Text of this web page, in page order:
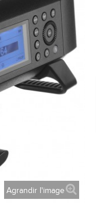
Agrandir l'image